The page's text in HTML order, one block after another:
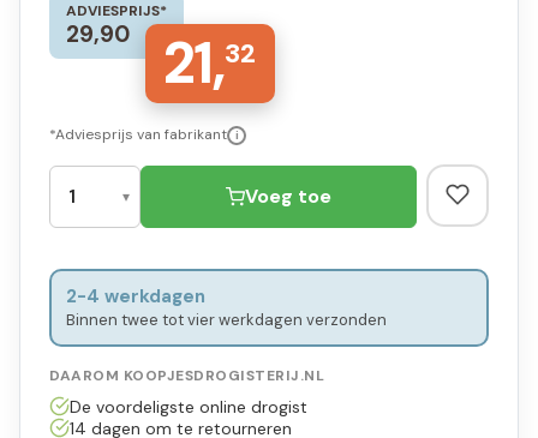
ADVIESPRIJS*
29,90 21,32
*Adviesprijs van fabrikant i
Voeg toe
2-4 werkdagen
Binnen twee tot vier werkdagen verzonden
DAAROM KOOPJESDROGISTERIJ.NL
De voordeligste online drogist
14 dagen om te retourneren